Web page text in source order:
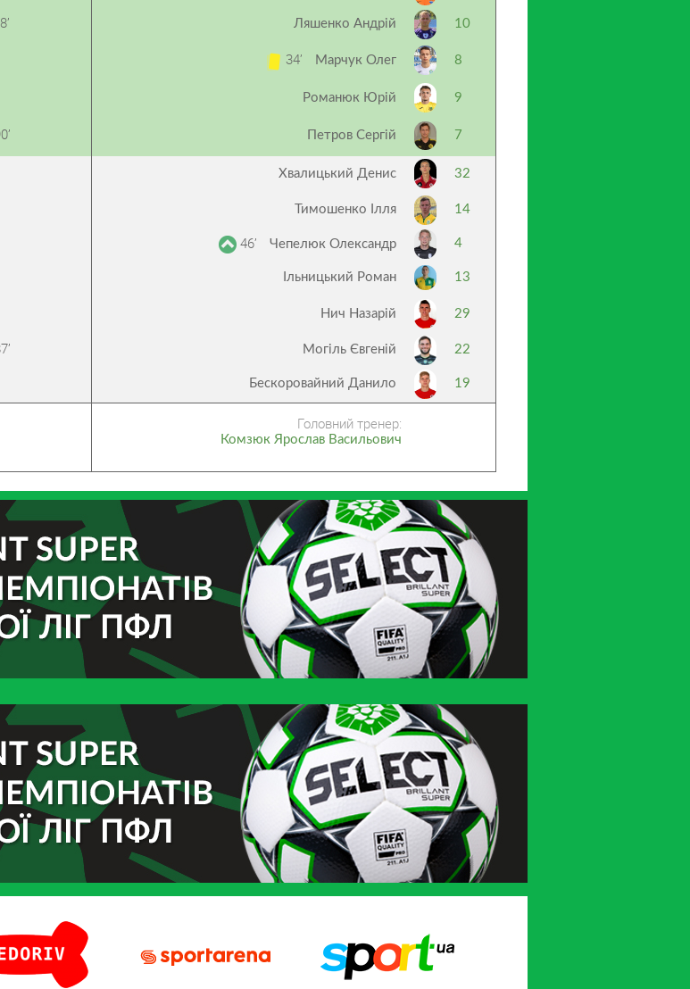
Ляшенко Андрій 10
34’ Марчук Олег 8
Романюк Юрій 9
Петров Сергій 7
Хвалицький Денис 32
Тимошенко Ілля 14
46’ Чепелюк Олександр 4
Ільницький Роман 13
Нич Назарій 29
Могіль Євгеній 22
Бескоровайний Данило 19
Головний тренер:
Комзюк Ярослав Васильович